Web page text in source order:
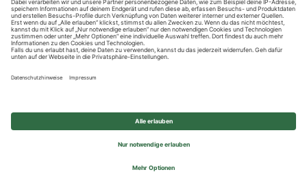
Impressum
Privatsphäre-Einstellungen
© 2026 REWE Group - All rights reserved